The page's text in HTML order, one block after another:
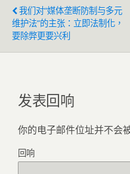
我们对“媒体垄断防制与多元
维护法”的主张：立即法制化，
要除弊更要兴利
发表回响
你的电子邮件位址并不会
回响